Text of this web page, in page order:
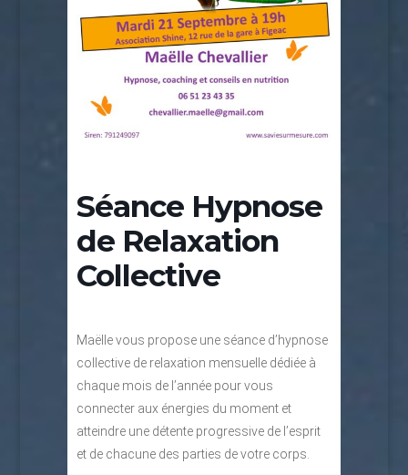
Séance Hypnose
de Relaxation
Collective
Maëlle vous propose une séance d’hypnose
collective de relaxation mensuelle dédiée à
chaque mois de l’année pour vous
connecter aux énergies du moment et
atteindre une détente progressive de l’esprit
et de chacune des parties de votre corps.